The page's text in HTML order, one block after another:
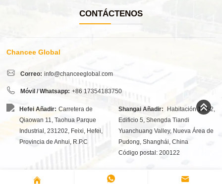
CONTÁCTENOS
Chancee Global
Correo: info@chanceeglobal.com
Móvil / Whatsapp: +86 17354183750
Hefei Añadir: Carretera de
Qiaowan 11, Taohua Parque
Industrial, 231202, Feixi, Hefei,
Provincia de Anhui, R.P.C
Shangai Añadir:
Habitación 102-2,
Edificio 5, Shengda Tiandi
Yuanchuang Valley, Nueva Área de
Pudong, Shanghái, China
Código postal: 200122